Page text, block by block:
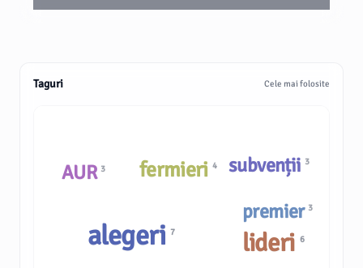
Taguri Cele mai folosite
premier 3
AUR 3
alegeri7
fermieri4
lideri 6
subvenții 3